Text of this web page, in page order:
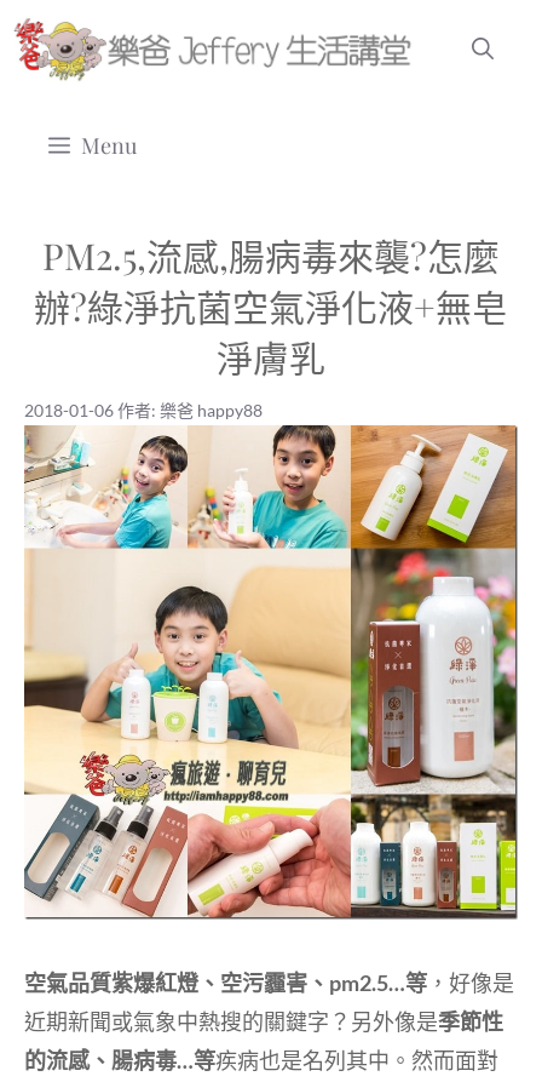
跳
至
Menu
PM2.5,流感,腸病毒來襲?怎麼
辦?綠淨抗菌空氣淨化液+無皂
淨膚乳
2018-01-06 | 樂爸 happy88
2018-01-06作者: 樂爸 happy88
空氣品質紫爆紅燈、空污霾害、pm2.5…等 ，好像是
近期新聞或氣象中熱搜的關鍵字？另外像是季節性
的流感、腸病毒…等疾病也是名列其中。然而面對